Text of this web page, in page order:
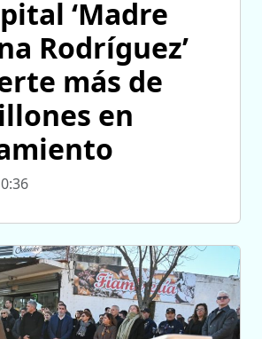
‘Madre
Rodríguez’
más de
en